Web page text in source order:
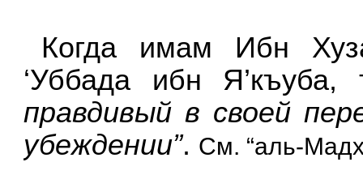
Когда имам Ибн
‘Уббада ибн
правдивый в своей
убеждении”. См. “аль-